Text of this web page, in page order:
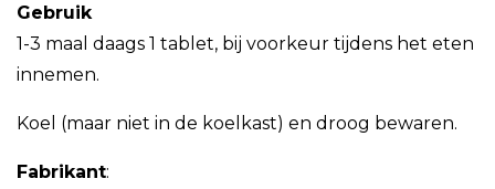
Gebruik
1-3 maal daags 1 tablet, bij voorkeur tijdens het eten
innemen.
Koel (maar niet in de koelkast) en droog bewaren.
Fabrikant: